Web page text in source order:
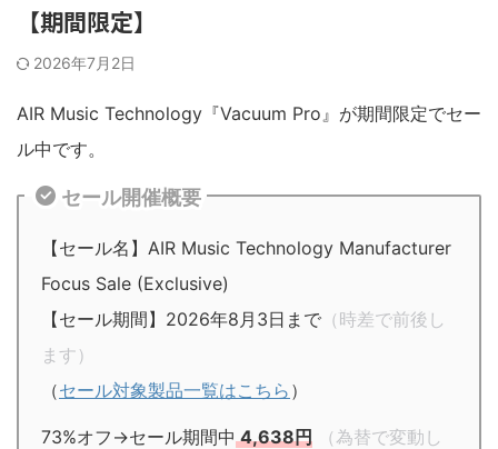
【期間限定】
2026年7月2日
AIR Music Technology『Vacuum Pro』が期間限定でセー
ル中です。
セール開催概要
【セール名】AIR Music Technology Manufacturer
Focus Sale (Exclusive)
【セール期間】2026年8月3日まで （時差で前後し
ます）
（セール対象製品一覧はこちら ）
73%オフ→セール期間中4,638円
（為替で変動し